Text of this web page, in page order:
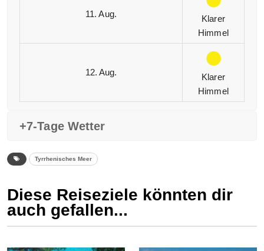
11. Aug.
Klarer
Himmel
12. Aug.
Klarer
Himmel
+7-Tage Wetter
Tyrrhenisches Meer
Diese Reiseziele könnten dir
auch gefallen...